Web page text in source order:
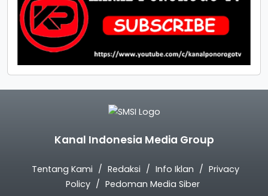
Kanal Indonesia Media Group
Tentang Kami Redaksi Info Iklan
Privacy
Policy
Pedoman Media Siber